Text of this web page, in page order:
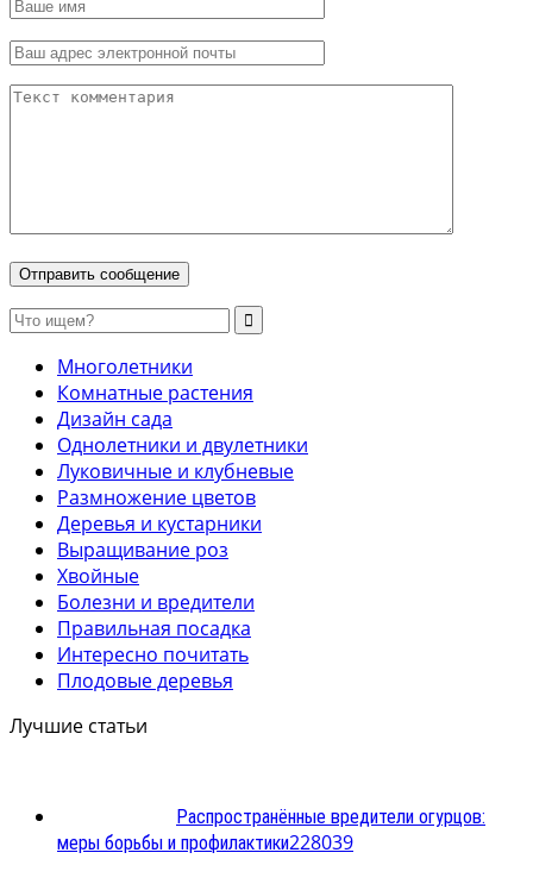
Многолетники
Комнатные растения
Дизайн сада
Однолетники и двулетники
Луковичные и клубневые
Размножение цветов
Деревья и кустарники
Выращивание роз
Хвойные
Болезни и вредители
Правильная посадка
Интересно почитать
Плодовые деревья
Лучшие статьи
Распространённые вредители огурцов:
меры борьбы и профилактики228039